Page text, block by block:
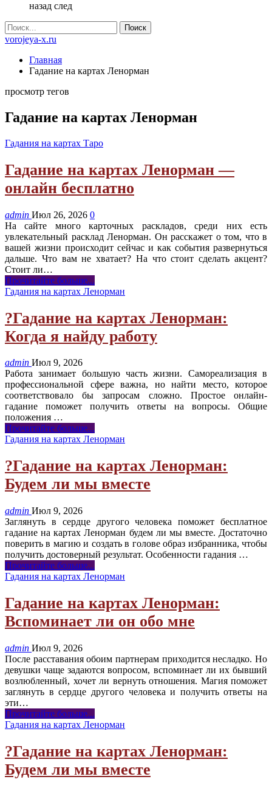
назад след
vorojeya-x.ru
Главная
Гадание на картах Ленорман
просмотр тегов
Гадание на картах Ленорман
Гадания на картах Таро
Гадание на картах Ленорман —
онлайн бесплатно
admin Июл 26, 2026 0
На сайте много карточных раскладов, среди них есть
увлекательный расклад Ленорман. Он расскажет о том, что в
вашей жизни происходит сейчас и как события развернуться
дальше. Что вам не хватает? На что стоит сделать акцент?
Стоит ли…
Прочитайте больше...
Гадания на картах Ленорман
?Гадание на картах Ленорман:
Когда я найду работу
admin Июл 9, 2026
Работа занимает большую часть жизни. Самореализация в
профессиональной сфере важна, но найти место, которое
соответствовало бы запросам сложно. Простое онлайн-
гадание поможет получить ответы на вопросы. Общие
положения …
Прочитайте больше...
Гадания на картах Ленорман
?Гадание на картах Ленорман:
Будем ли мы вместе
admin Июл 9, 2026
Заглянуть в сердце другого человека поможет бесплатное
гадание на картах Ленорман будем ли мы вместе. Достаточно
поверить в магию и создать в голове образ избранника, чтобы
получить достоверный результат. Особенности гадания …
Прочитайте больше...
Гадания на картах Ленорман
Гадание на картах Ленорман:
Вспоминает ли он обо мне
admin Июл 9, 2026
После расставания обоим партнерам приходится несладко. Но
девушки чаще задаются вопросом, вспоминает ли их бывший
возлюбленный, хочет ли вернуть отношения. Магия поможет
заглянуть в сердце другого человека и получить ответы на
эти…
Прочитайте больше...
Гадания на картах Ленорман
?Гадание на картах Ленорман:
Будем ли мы вместе